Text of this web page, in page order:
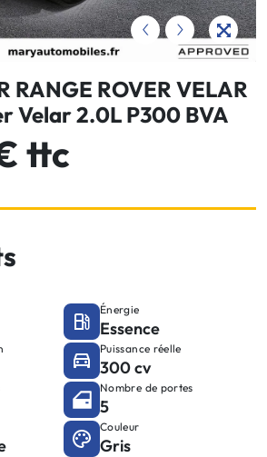
‹ ›
RANGE ROVER VELAR
Velar 2.0L P300 BVA
ttc
Énergie
Essence
Puissance réelle
300 cv
Nombre de portes
5
Couleur
Gris